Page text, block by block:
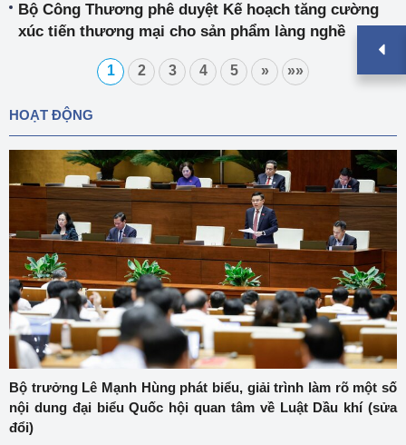
Bộ Công Thương phê duyệt Kế hoạch tăng cường
xúc tiến thương mại cho sản phẩm làng nghề
1 2 3 4 5 » »»
HOẠT ĐỘNG
Bộ trưởng Lê Mạnh Hùng phát biểu, giải trình làm rõ một số
nội dung đại biểu Quốc hội quan tâm về Luật Dầu khí (sửa
đổi)